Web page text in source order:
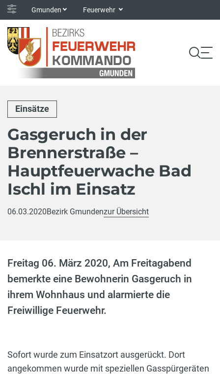
Gmunden Feuerwehr
Einsätze
Gasgeruch in der
Brennerstraße –
Hauptfeuerwache Bad
Ischl im Einsatz
06.03.2020Bezirk Gmundenzur Übersicht
Freitag 06. März 2020, Am Freitagabend
bemerkte eine Bewohnerin Gasgeruch in
ihrem Wohnhaus und alarmierte die
Freiwillige Feuerwehr.
Sofort wurde zum Einsatzort ausgerückt. Dort
angekommen wurde mit speziellen Gasspürgeräten